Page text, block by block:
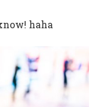
haha